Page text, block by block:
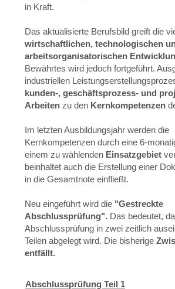
in Kraft.
Das aktualisierte Berufsbild greift die
wirtschaftlichen, technologischen
arbeitsorganisatorischen
Bewährtes wird jedoch fortgeführt.
industriellen
kunden-, geschäftsprozess- und
Arbeiten zu den Kernkompetenzen
Im letzten Ausbildungsjahr werden die
Kernkompetenzen durch eine 6-
einem zu wählenden Einsatzgebiet
beinhaltet auch die Erstellung einer
in die Gesamtnote einfließt.
Neu eingeführt wird die "Gestreckte
Abschlussprüfung". Das bedeutet,
Abschlussprüfung in zwei zeitlich
Teilen abgelegt wird. Die bisherige
entfällt.
Abschlussprüfung Teil 1